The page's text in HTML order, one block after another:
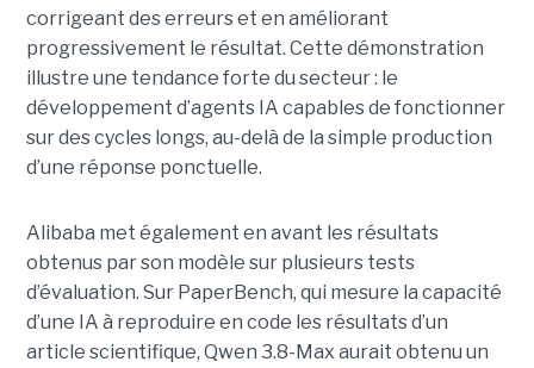
corrigeant des erreurs et en améliorant
progressivement le résultat. Cette démonstration
illustre une tendance forte du secteur : le
développement d’agents IA capables de fonctionner
sur des cycles longs, au-delà de la simple production
d’une réponse ponctuelle.
Alibaba met également en avant les résultats
obtenus par son modèle sur plusieurs tests
d’évaluation. Sur PaperBench, qui mesure la capacité
d’une IA à reproduire en code les résultats d’un
article scientifique, Qwen 3.8-Max aurait obtenu un